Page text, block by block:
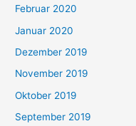
Februar 2020
Januar 2020
Dezember 2019
November 2019
Oktober 2019
September 2019